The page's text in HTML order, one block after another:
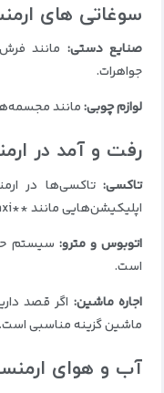
سوغاتی های
صنایع دستی: مانند
جواهرات.
لوازم چوبی:مانند
رفت و آمد در
تاکسی: تاکسی‌ها در
اپلیکیشن‌هایی مانند **Yandex Taxi* استفاده کنید.
اتوبوس و مترو: سیستم
است.
اجاره ماشین: اگر قصد
ماشین گزینه مناسبی است.
آب و هوای